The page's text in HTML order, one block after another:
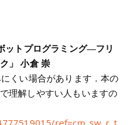
ットプログラミング―フリ
」 小倉 崇
くい場合があります．本の
理解しやすい人もいますの
ref=cm_sw_r_t